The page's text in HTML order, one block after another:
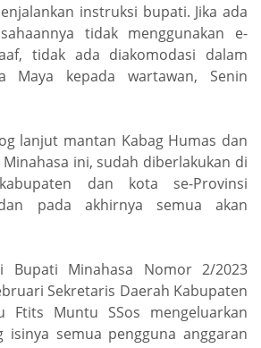
instruksi bupati. Jika ada
tidak menggunakan e-
tidak ada diakomodasi dalam
Maya kepada wartawan, Senin
lanjut mantan Kabag Humas dan
ini, sudah diberlakukan di
dan kota se-Provinsi
pada akhirnya semua akan
Bupati Minahasa Nomor 2/2023
Sekretaris Daerah Kabupaten
Ftits Muntu SSos mengeluarkan
isinya semua pengguna anggaran